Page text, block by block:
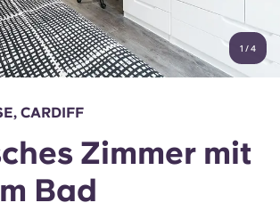
Sprache
English (GB)
Chinese
Español
aus
Jetzt buchen
1 /4
CARDIFF
Zimmer mit
Bad